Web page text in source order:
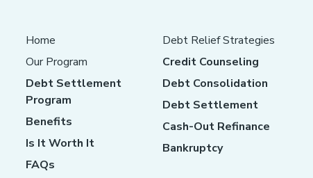
Home
Our Program
Debt Settlement
Program
Benefits
Is It Worth It
FAQs
Debt Relief Strategies
Credit Counseling
Debt Consolidation
Debt Settlement
Cash-Out Refinance
Bankruptcy